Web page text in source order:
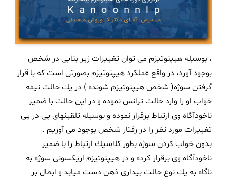
. بوسیله هیپنوتیزم می توان تغییرات زیر بنایی در شخص
بوجود آورد، در واقع عملكرد هیپنوتیزم بصورتی است كه با قرار
گرفتن سوژه( شخص هیپنوتیزم شونده ) در یك حالت نیمه
خواب او را وارد حالت ترانس نموده و در این حالت با ضمیر
ناخودآگاه وی ارتباط برقرار نموده و بوسیله تلقینهای پی در پی
تغییرات مورد نظر را در رفتار شخص بوجود می آوریم .
بدون خواب كردن سوژه بطور كلاسیك ارتباط را با ضمیر
ناخودآگاه وی برقرار کرده و در هیپنوتیزم اریكسونی سوژه به
ناگاه به یك نوع حالت بیداری ذهن دست میابد و ابطال بر